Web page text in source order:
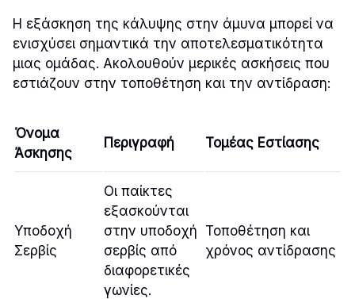
Η εξάσκηση της κάλυψης στην άμυνα μπορεί να
ενισχύσει σημαντικά την αποτελεσματικότητα
μιας ομάδας. Ακολουθούν μερικές ασκήσεις που
εστιάζουν στην τοποθέτηση και την αντίδραση:
Όνομα
Άσκησης
Περιγραφή Τομέας Εστίασης
Υποδοχή
Σερβίς
Οι παίκτες
εξασκούνται
στην υποδοχή
σερβίς από
διαφορετικές
γωνίες.
Τοποθέτηση και
χρόνος αντίδρασης